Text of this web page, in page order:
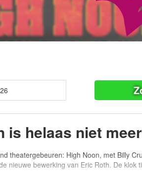
is helaas niet
theatergebeuren: High Noon, met Billy
nieuwe bewerking van Eric Roth. De